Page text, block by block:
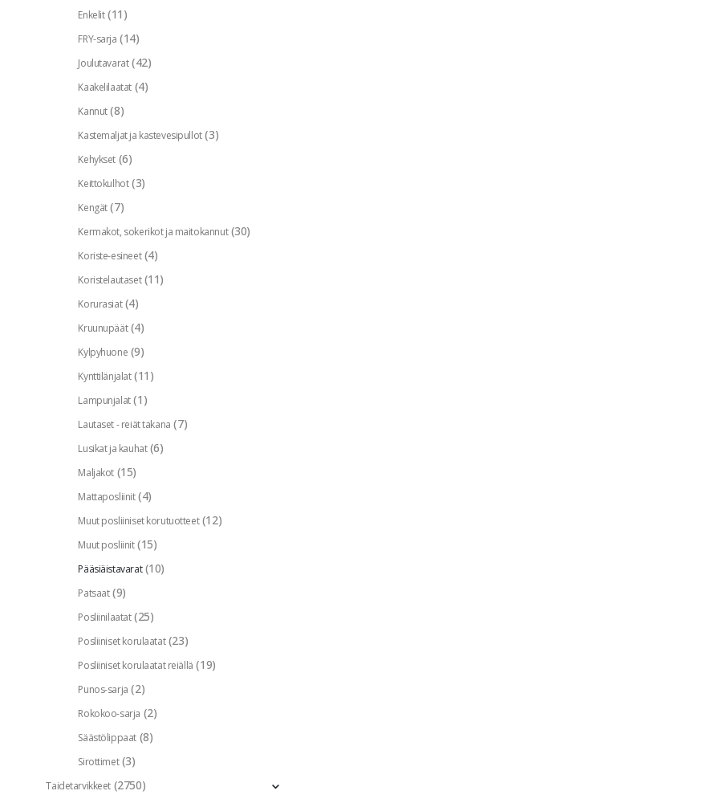
Enkelit (11)
FRY-sarja (14)
Joulutavarat (42)
Kaakelilaatat (4)
Kannut (8)
Kastemaljat ja kastevesipullot (3)
Kehykset (6)
Keittokulhot (3)
Kengät (7)
Kermakot, sokerikot ja maitokannut (30)
Koriste-esineet (4)
Koristelautaset (11)
Korurasiat (4)
Kruunupäät (4)
Kylpyhuone (9)
Kynttilänjalat (11)
Lampunjalat (1)
Lautaset - reiät takana (7)
Lusikat ja kauhat (6)
Maljakot (15)
Mattaposliinit (4)
Muut posliiniset korutuotteet (12)
Muut posliinit (15)
Pääsiäistavarat (10)
Patsaat (9)
Posliinilaatat (25)
Posliiniset korulaatat (23)
Posliiniset korulaatat reiällä (19)
Punos-sarja (2)
Rokokoo-sarja (2)
Säästölippaat (8)
Sirottimet (3)
Taidetarvikkeet (2750)